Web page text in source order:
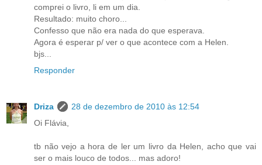
comprei o livro, li em um dia.
Resultado: muito choro...
Confesso que não era nada do que esperava.
Agora é esperar p/ ver o que acontece com a Helen.
bjs...
Responder
Driza
28 de dezembro de 2010 às 12:54
Oi Flávia,
tb não vejo a hora de ler um livro da Helen, acho que vai
ser o mais louco de todos... mas adoro!